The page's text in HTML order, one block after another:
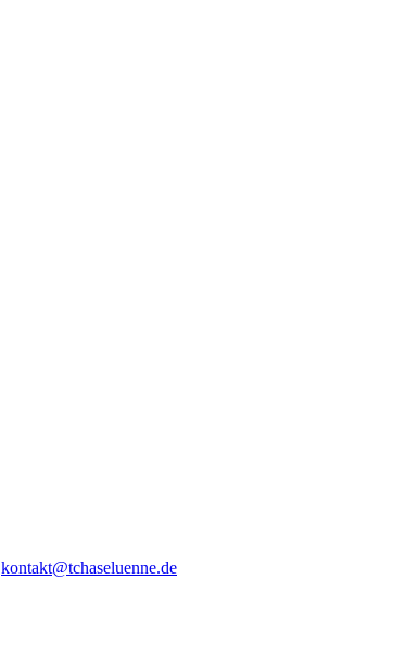
kontakt@tchaseluenne.de